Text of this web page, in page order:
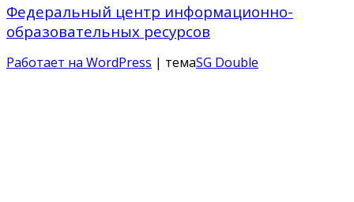
Федеральный центр информационно-
образовательных ресурсов
Работает на WordPress | темаSG Double